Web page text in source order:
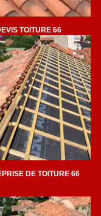
TOITURE 66
DE TOITURE 66